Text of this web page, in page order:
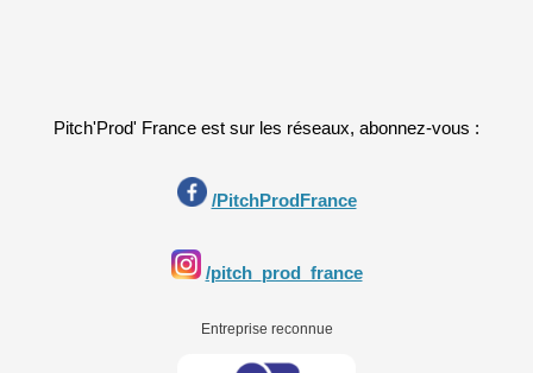
Pitch'Prod' France est sur les réseaux, abonnez-vous :
/PitchProdFrance
/pitch_prod_france
Entreprise reconnue